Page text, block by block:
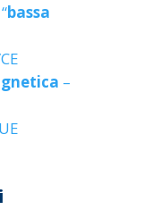
bassa
–